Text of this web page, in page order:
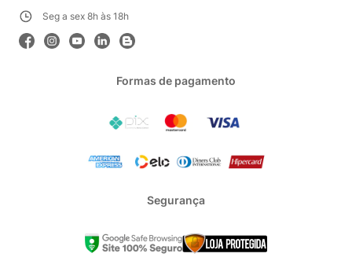
Seg a sex 8h às 18h
Formas de pagamento
Segurança